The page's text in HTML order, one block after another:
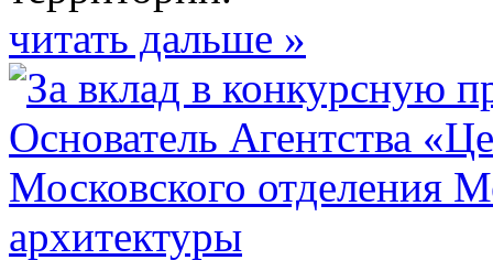
читать дальше »